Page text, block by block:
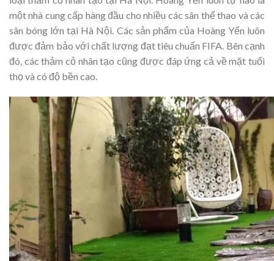
một nhà cung cấp hàng đầu cho nhiều các sân thể thao và các
sân bóng lớn tại Hà Nội. Các sản phẩm của Hoàng Yến luôn
được đảm bảo với chất lượng đạt tiêu chuẩn FIFA. Bên cạnh
đó, các thảm cỏ nhân tạo cũng được đáp ứng cả về mặt tuổi
thọ và có độ bền cao.